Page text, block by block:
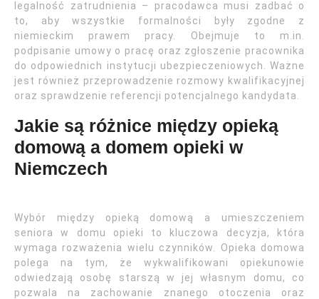
legalność zatrudnienia – pracodawca musi zadbać o
to, aby wszystkie formalności były zgodne z
niemieckim prawem pracy. Obejmuje to m.in.
podpisanie umowy o pracę oraz zgłoszenie pracownika
do odpowiednich instytucji ubezpieczeniowych. Ważne
jest również przeprowadzenie rozmowy kwalifikacyjnej
oraz sprawdzenie referencji potencjalnego kandydata.
Jakie są różnice między opieką
domową a domem opieki w
Niemczech
Wybór między opieką domową a umieszczeniem
seniora w domu opieki to kluczowa decyzja, która
wymaga rozważenia wielu czynników. Opieka domowa
polega na tym, że wykwalifikowani opiekunowie
odwiedzają osobę starszą w jej własnym domu, co
pozwala na zachowanie znanego otoczenia oraz